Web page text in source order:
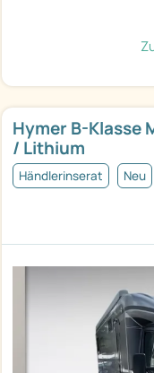
Hymer B-Klasse
/ Lithium
Händlerinserat Neu